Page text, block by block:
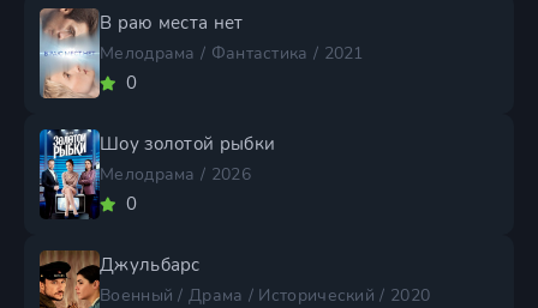
В раю места нет
Мелодрама / Фантастика / 2021
0
Шоу золотой рыбки
Мелодрама / 2026
0
Джульбарс
Военный / Драма / Исторический / 2020